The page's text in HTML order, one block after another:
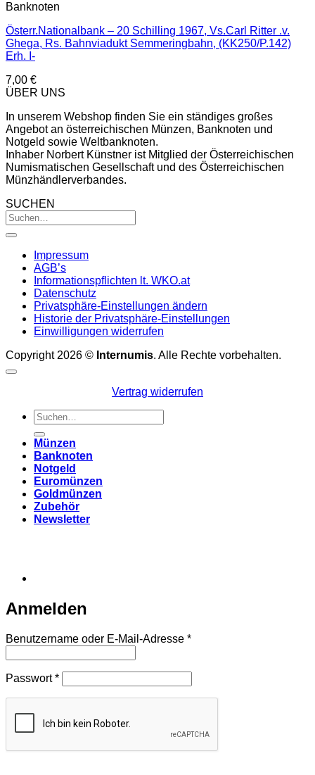
Banknoten
Österr.Nationalbank – 20 Schilling 1967, Vs.Carl Ritter .v.
Ghega, Rs. Bahnviadukt Semmeringbahn, (KK250/P.142)
Erh. I-
7,00 €
ÜBER UNS
In unserem Webshop finden Sie ein ständiges großes
Angebot an österreichischen Münzen, Banknoten und
Notgeld sowie Weltbanknoten.
Inhaber Norbert Künstner ist Mitglied der Österreichischen
Numismatischen Gesellschaft und des Österreichischen
Münzhändlerverbandes.
SUCHEN
Impressum
AGB’s
Informationspflichten lt. WKO.at
Datenschutz
Privatsphäre-Einstellungen ändern
Historie der Privatsphäre-Einstellungen
Einwilligungen widerrufen
Copyright 2026 © Internumis. Alle Rechte vorbehalten.
Vertrag widerrufen
Suchen
nach:
Münzen
Banknoten
Notgeld
Euromünzen
Goldmünzen
Zubehör
Newsletter
Anmelden
Benutzername oder E-Mail-Adresse *Erforderlich
Passwort*Erforderlich